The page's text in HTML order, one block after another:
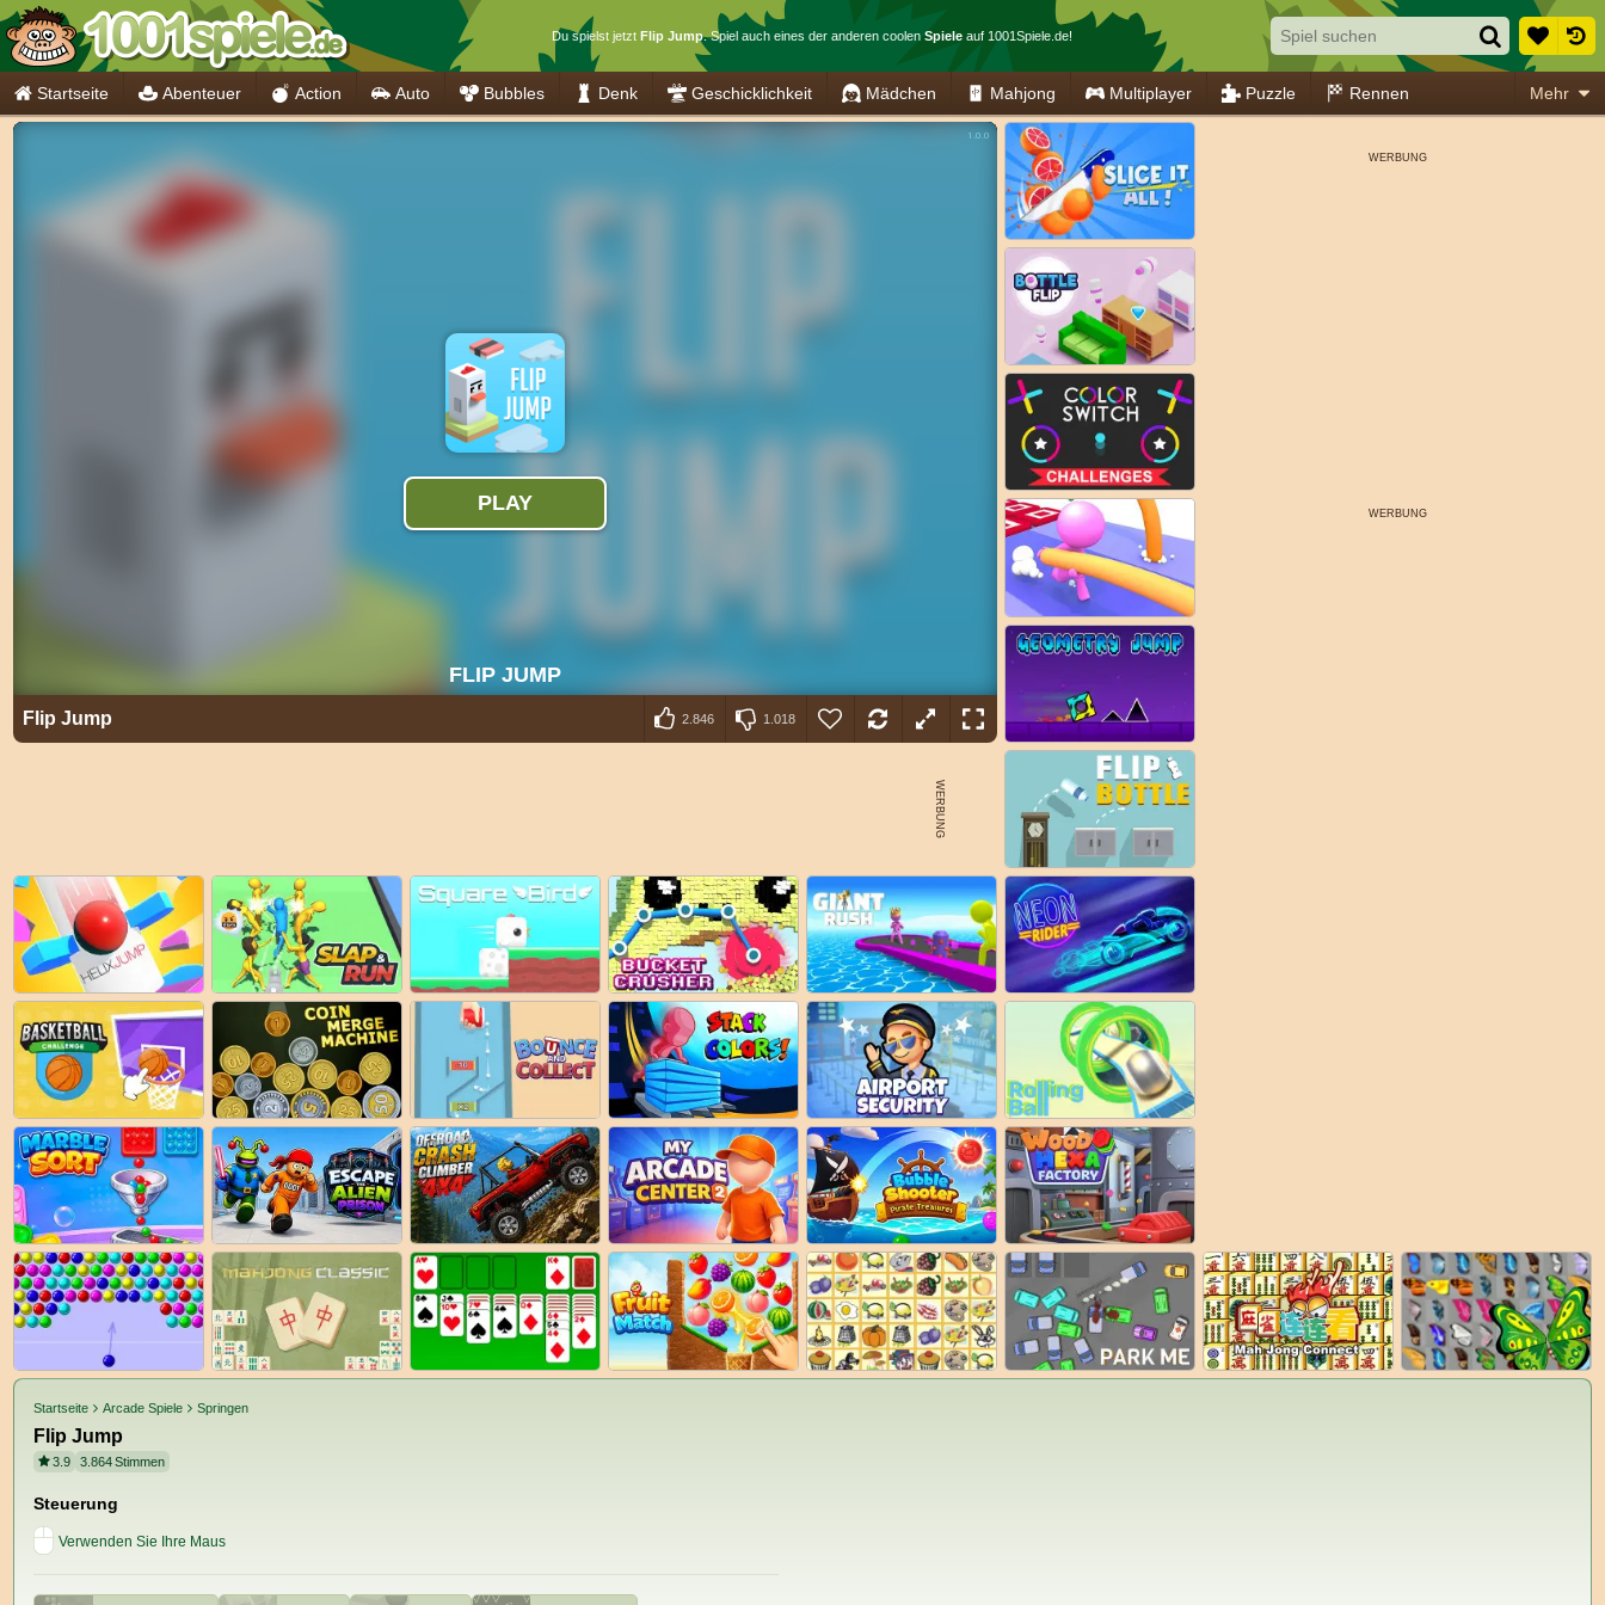
Du spielst jetzt Flip Jump. Spiel auch eines der anderen coolen Spieleauf 1001Spiele.de!
Startseite Abenteuer Action Auto Bubbles Denk Geschicklichkeit Mädchen Mahjong Multiplayer Puzzle Rennen Mehr
Flip Jump 2.846 1.018
Startseite Arcade Spiele Springen
Flip Jump
3.9 3.864Stimmen
Steuerung
Verwenden Sie Ihre Maus